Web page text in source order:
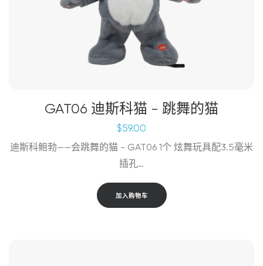
GAT06 迪斯科猫 - 跳舞的猫
$59.00
迪斯科鲍勃——会跳舞的猫 - GAT06 1个 炫舞玩具配3.5毫米
插孔…
加入购物车